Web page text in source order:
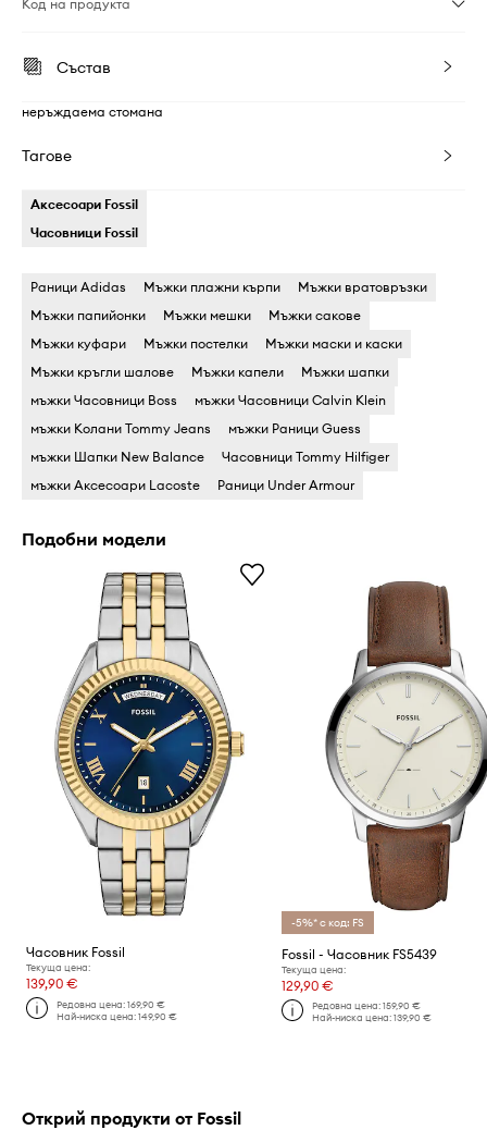
Код на продукта
Състав
неръждаема стомана
Тагове
Аксесоари Fossil
Часовници Fossil
Раници Adidas Мъжки плажни кърпи
Мъжки вратовръзки
Мъжки папийонки
Мъжки мешки
Мъжки сакове
Мъжки куфари
Мъжки постелки
Мъжки маски и каски
Мъжки кръгли шалове
Мъжки капели
Мъжки шапки
мъжки Часовници Boss
мъжки Часовници Calvin Klein
мъжки Колани Tommy Jeans
мъжки Раници Guess
мъжки Шапки New Balance
Часовници Tommy Hilfiger
мъжки Аксесоари Lacoste
Раници Under Armour
Подобни модели
Часовник Fossil
Текуща цена:
139,90 €
Редовна цена:169,90 €
Най-ниска цена:149,90 €
-5%* с код: FS
Fossil - Часовник FS5439
Текуща цена:
129,90 €
Редовна цена: 159,90 €
Най-ниска цена: 139,90 €
Открий продукти от Fossil